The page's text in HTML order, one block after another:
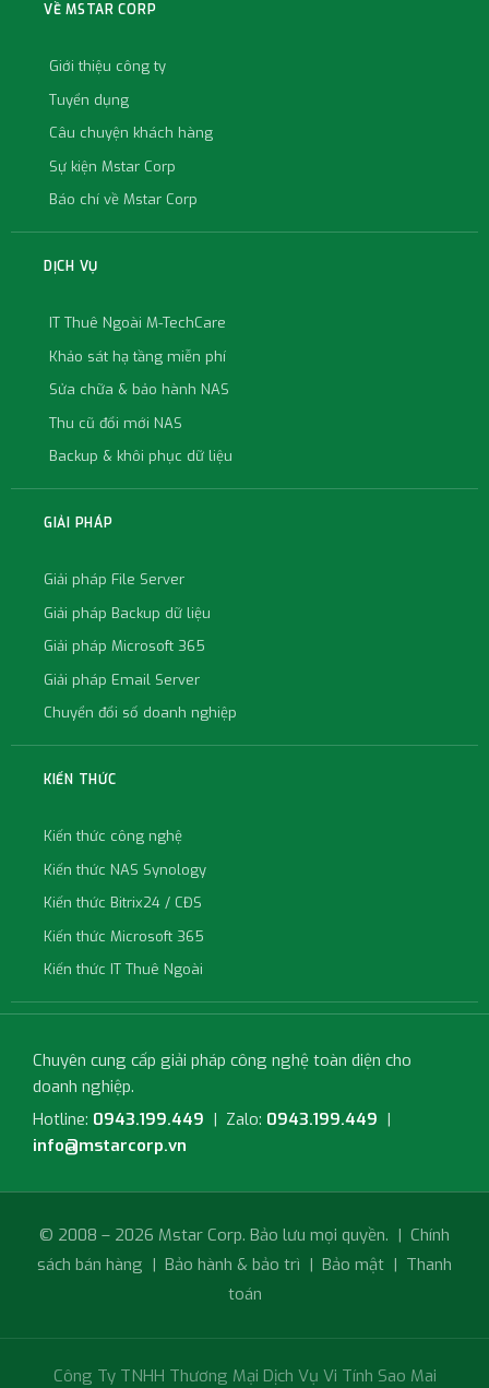
VỀ MSTAR CORP
Giới thiệu công ty
Tuyển dụng
Câu chuyện khách hàng
Sự kiện Mstar Corp
Báo chí về Mstar Corp
DỊCH VỤ
IT Thuê Ngoài M-TechCare
Khảo sát hạ tầng miễn phí
Sửa chữa & bảo hành NAS
Thu cũ đổi mới NAS
Backup & khôi phục dữ liệu
GIẢI PHÁP
Giải pháp File Server
Giải pháp Backup dữ liệu
Giải pháp Microsoft 365
Giải pháp Email Server
Chuyển đổi số doanh nghiệp
KIẾN THỨC
Kiến thức công nghệ
Kiến thức NAS Synology
Kiến thức Bitrix24 / CĐS
Kiến thức Microsoft 365
Kiến thức IT Thuê Ngoài
Chuyên cung cấp giải pháp công nghệ toàn diện cho
doanh nghiệp.
Hotline: 0943.199.449 | Zalo: 0943.199.449 |
info@mstarcorp.vn
© 2008 – 2026 Mstar Corp. Bảo lưu mọi quyền. | Chính
sách bán hàng | Bảo hành & bảo trì | Bảo mật | Thanh
toán
Công Ty TNHH Thương Mại Dịch Vụ Vi Tính Sao Mai